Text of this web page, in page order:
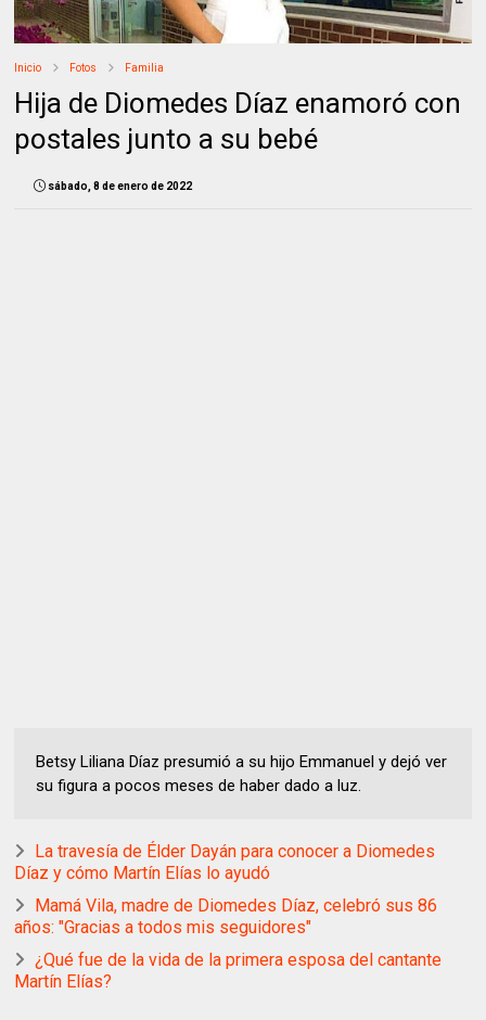
Inicio Fotos Familia
Hija de Diomedes Díaz enamoró con
postales junto a su bebé
sábado, 8 de enero de 2022
Betsy Liliana Díaz presumió a su hijo Emmanuel y dejó ver
su figura a pocos meses de haber dado a luz.
La travesía de Élder Dayán para conocer a Diomedes
Díaz y cómo Martín Elías lo ayudó
Mamá Vila, madre de Diomedes Díaz, celebró sus 86
años: "Gracias a todos mis seguidores"
¿Qué fue de la vida de la primera esposa del cantante
Martín Elías?